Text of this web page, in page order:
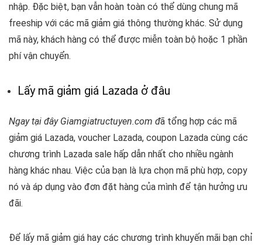
nhập. Đặc biệt, bạn vẫn hoàn toàn có thể dùng chung mã
freeship với các mã giảm giá thông thường khác. Sử dụng
mã này, khách hàng có thể được miễn toàn bộ hoặc 1 phần
phí vận chuyển.
Lấy mã giảm giá Lazada ở đâu
Ngay tại đây Giamgiatructuyen.com đã tổng hợp các mã
giảm giá Lazada, voucher Lazada, coupon Lazada cùng các
chương trình Lazada sale hấp dẫn nhất cho nhiều ngành
hàng khác nhau. Việc của bạn là lựa chọn mã phù hợp, copy
nó và áp dụng vào đơn đặt hàng của mình để tận hưởng ưu
đãi.
Để lấy mã giảm giá hay các chương trình khuyến mãi bạn chỉ